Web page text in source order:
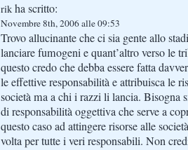
rik ha scritto:
Novembre 8th, 2006 alle 09:53
Trovo allucinante che ci sia gente allo
lanciare fumogeni e quant’altro verso le
questo credo che debba essere fatta
le effettive responsabilità e attribuisca le
società ma a chi i razzi li lancia. Bisogna
di responsabilità oggettiva che serve a
questo caso ad attingere risorse alle
volta per tutte i veri responsabili. Non